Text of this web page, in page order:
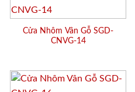
Cửa Nhôm Vân Gỗ SGD-
CNVG-14